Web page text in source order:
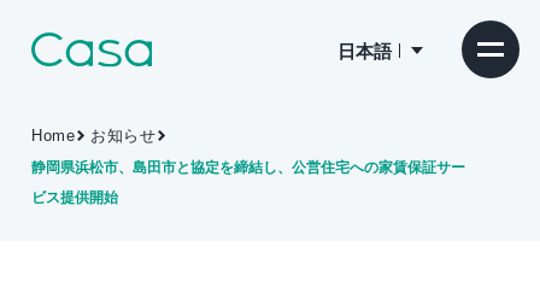
日本語
Home お知らせ
静岡県浜松市、島田市と協定を締結し、公営住宅への家賃保証サー
ビス提供開始